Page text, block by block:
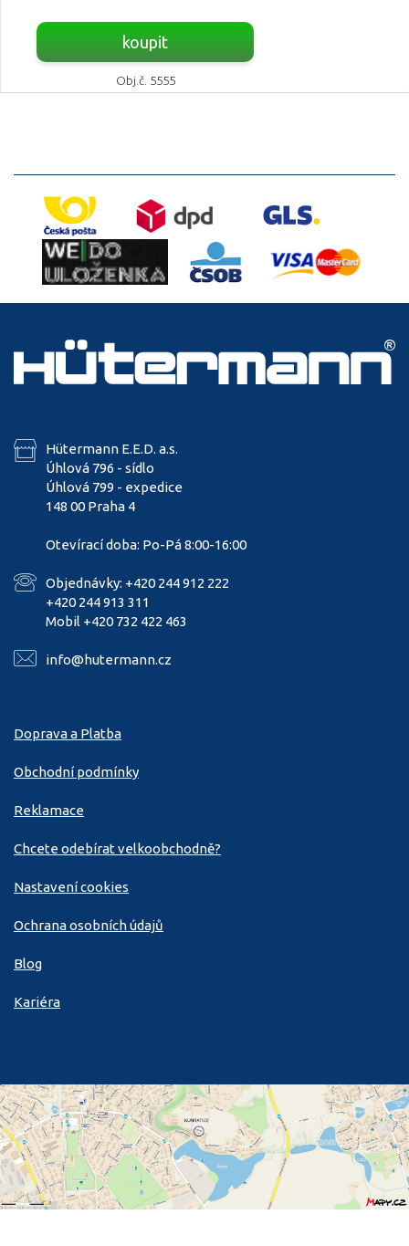
koupit
Obj.č. 5555
Hütermann E.E.D. a.s.
Úhlová 796 - sídlo
Úhlová 799 - expedice
148 00 Praha 4
Otevírací doba: Po-Pá 8:00-16:00
Objednávky: +420 244 912 222
+420 244 913 311
Mobil +420 732 422 463
info@hutermann.cz
Doprava a Platba
Obchodní podmínky
Reklamace
Chcete odebírat velkoobchodně?
Nastavení cookies
Ochrana osobních údajů
Blog
Kariéra